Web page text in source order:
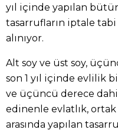
yıl içinde yapılan
tasarrufların iptale
alınıyor.
Alt soy ve üst soy,
son 1 yıl içinde evlilik
ve üçüncü derece dahil
edinenle evlatlık,
arasında yapılan